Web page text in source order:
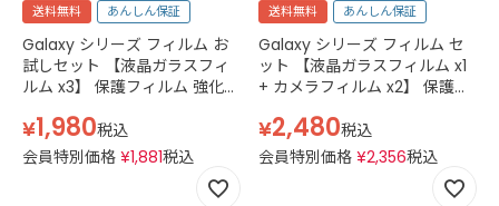
送料無料 あんしん保証
Galaxy シリーズ フィルム お
試しセット 【液晶ガラスフィ
ルム x3】 保護フィルム 強化ガ
フィルム ギャラクシー シリー
ズ フィルム ガラス カバー 透
明
¥1,980税込
会員特別価格 ¥1,881税込
送料無料 あんしん保証
Galaxy シリーズ フィルム セ
ット 【液晶ガラスフィルム x1
+ カメラフィルム x2】 保護フ
ィルム 強化ガラス ギャラクシ
ー シリーズ 対応 フィルム 全
面保護 ガラス カバー 透明 ギ
ャラクシーS24 高透明度 指紋
¥2,480税込
会員特別価格 ¥2,356税込